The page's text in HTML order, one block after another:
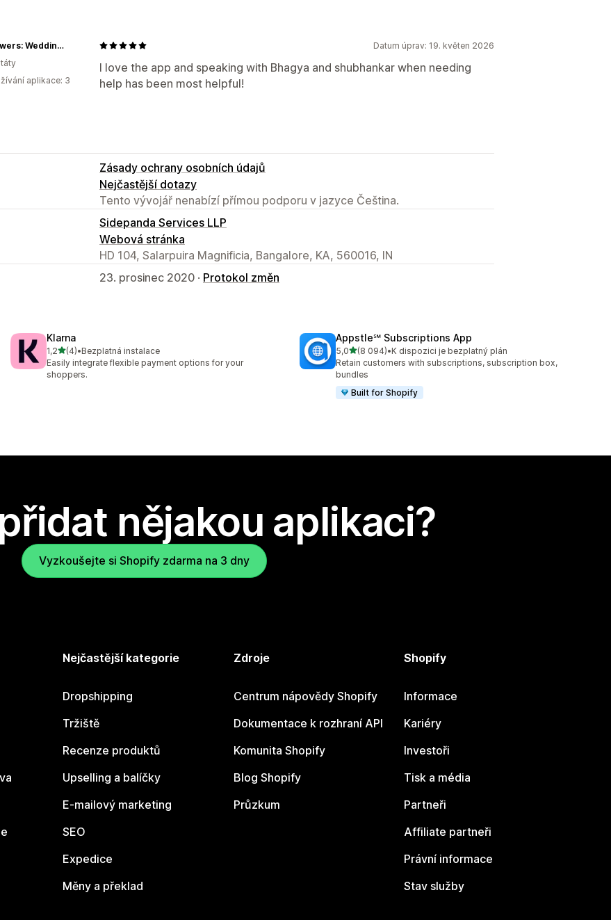
Datum úprav: 19. květen 2026
I love the app and speaking with Bhagya and shubhankar when needing
help has been most helpful!
Fossil Flowers: Wedding||Memorial Preservation Art
aplikace: 3
Zásady ochrany osobních údajů
Nejčastější dotazy
Tento vývojář nenabízí přímou podporu v jazyce Čeština.
Sidepanda Services LLP
Webová stránka
HD 104, Salarpuira Magnificia, Bangalore, KA, 560016, IN
23. prosinec 2020 · Protokol změn
Klarna
1,2z 5 hvězd
(4)
Celkový počet recenzí: 4
•Bezplatná instalace
Easily integrate flexible payment options for your
shoppers.
Appstle℠ Subscriptions App
5,0z 5 hvězd
(8 094)
Celkový počet recenzí: 8094
•K dispozici je bezplatný plán
Retain customers with subscriptions, subscription box,
bundles
Built for Shopify
nějakou aplikaci?
Vyzkoušejte si Shopify zdarma na 3 dny
Nejčastější kategorie
Dropshipping
Tržiště
Recenze produktů
Upselling a balíčky
E-mailový marketing
SEO
Expedice
Měny a překlad
Zdroje
Centrum nápovědy Shopify
Dokumentace k rozhraní API
Komunita Shopify
Blog Shopify
Průzkum
Shopify
Informace
Kariéry
Investoři
Tisk a média
Partneři
Affiliate partneři
Právní informace
Stav služby